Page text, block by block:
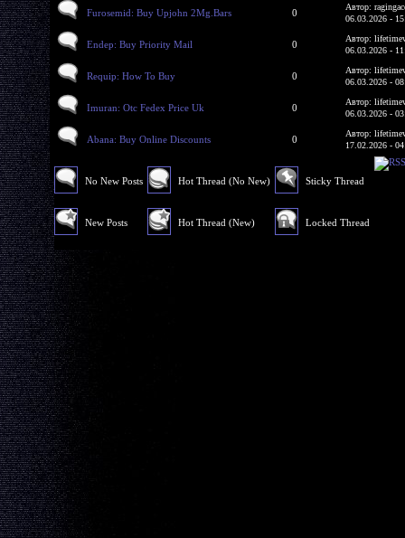
Furosemid: Buy Upjohn 2Mg.Bars 0
Автор:
06.03.2026 -
Endep: Buy Priority Mail 0
Автор:
06.03.2026 -
Requip: How To Buy 0
Автор:
06.03.2026 -
Imuran: Otc Fedex Price Uk 0
Автор:
06.03.2026 -
Abana: Buy Online Discounts 0
Автор:
17.02.2026 -
No New Posts
New Posts
Hot Thread (No New)
Hot Thread (New)
Sticky Thread
Locked Thread